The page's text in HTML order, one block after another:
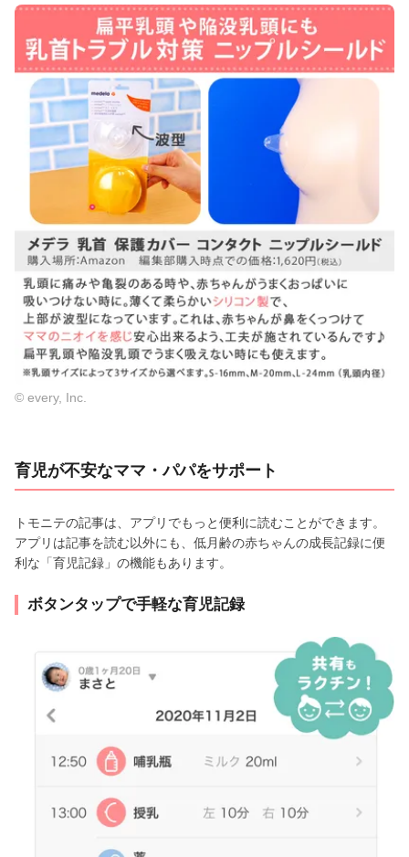
© every, Inc.
育児が不安なママ・パパをサポート
トモニテの記事は、アプリでもっと便利に読むことができます。
アプリは記事を読む以外にも、低月齢の赤ちゃんの成長記録に便
利な「育児記録」の機能もあります。
ボタンタップで手軽な育児記録